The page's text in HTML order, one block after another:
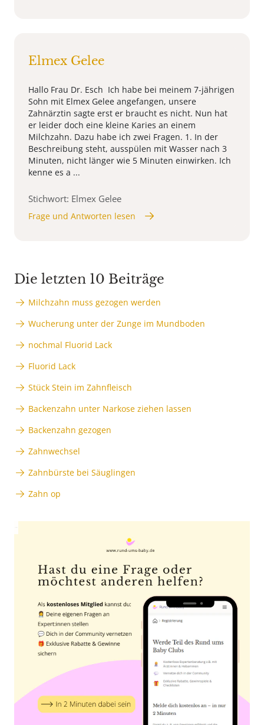
Elmex Gelee
Hallo Frau Dr. Esch Ich habe bei meinem 7-jährigen
Sohn mit Elmex Gelee angefangen, unsere
Zahnärztin sagte erst er braucht es nicht. Nun hat
er leider doch eine kleine Karies an einem
Milchzahn. Dazu habe ich zwei Fragen. 1. In der
Beschreibung steht, ausspülen mit Wasser nach 3
Minuten, nicht länger wie 5 Minuten einwirken. Ich
kenne es a ...
Stichwort: Elmex Gelee
Frage und Antworten lesen
Die letzten 10 Beiträge
Milchzahn muss gezogen werden
Wucherung unter der Zunge im Mundboden
nochmal Fluorid Lack
Fluorid Lack
Stück Stein im Zahnfleisch
Backenzahn unter Narkose ziehen lassen
Backenzahn gezogen
Zahnwechsel
Zahnbürste bei Säuglingen
Zahn op